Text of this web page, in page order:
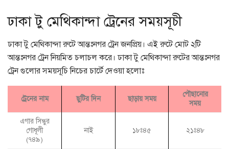
ঢাকা টু মেথিকান্দা ট্রেনের সময়সূচী
ঢাকা টু মেথিকান্দা রুটে আন্তঃনগর ট্রেন জনপ্রিয়। এই রুটে মোট ২টি
আন্তঃনগর ট্রেন নিয়মিত চলাচল করে। ঢাকা টু মেথিকান্দা রুটের আন্তঃনগর
ট্রেন গুলোর সময়সূচি নিচের চার্টে দেওয়া হলোঃ
ট্রেনের নাম ছুটির দিন ছাড়ায় সময়
পৌছানোর
সময়
এগার সিন্ধুর
গোধূলী
(৭৪৯)
নাই ১৮ঃ৪৫ ২১ঃ৪৮